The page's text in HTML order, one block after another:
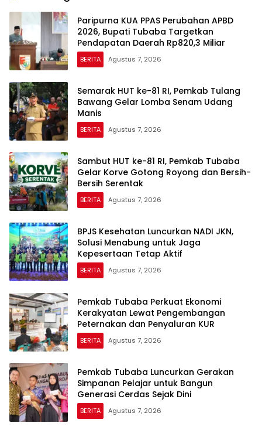
Paripurna KUA PPAS Perubahan APBD
2026, Bupati Tubaba Targetkan
Pendapatan Daerah Rp820,3 Miliar
BERITA Agustus 7, 2026
Semarak HUT ke-81 RI, Pemkab Tulang
Bawang Gelar Lomba Senam Udang
Manis
BERITA Agustus 7, 2026
Sambut HUT ke-81 RI, Pemkab Tubaba
Gelar Korve Gotong Royong dan Bersih-
Bersih Serentak
BERITA Agustus 7, 2026
BPJS Kesehatan Luncurkan NADI JKN,
Solusi Menabung untuk Jaga
Kepesertaan Tetap Aktif
BERITA Agustus 7, 2026
Pemkab Tubaba Perkuat Ekonomi
Kerakyatan Lewat Pengembangan
Peternakan dan Penyaluran KUR
BERITA Agustus 7, 2026
Pemkab Tubaba Luncurkan Gerakan
Simpanan Pelajar untuk Bangun
Generasi Cerdas Sejak Dini
BERITA Agustus 7, 2026